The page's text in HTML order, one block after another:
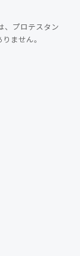
、プロテスタン
ません。